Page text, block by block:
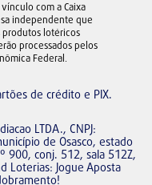
com a Caixa
independente que
produtos lotéricos
processados pelos
Federal.
de crédito e PIX.
LTDA., CNPJ:
de Osasco, estado
900, conj. 512, sala 512Z,
Loterias: Jogue Aposta